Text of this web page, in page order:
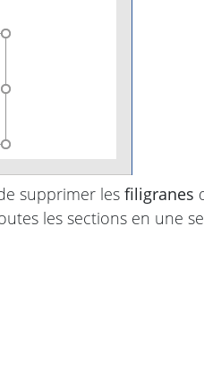
supprimer les filigranes
les sections en une